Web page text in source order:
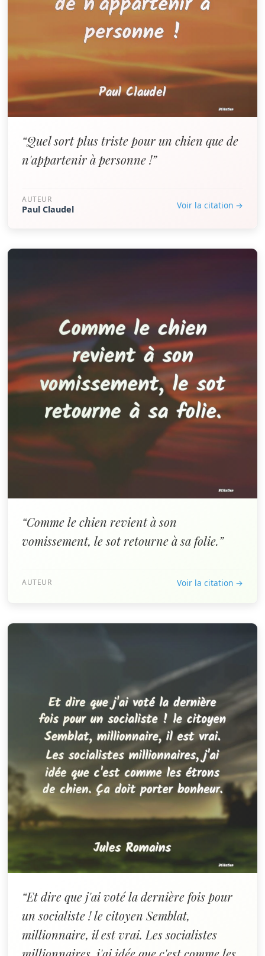
“Quel sort plus triste pour un chien que de
n'appartenir à personne !”
AUTEUR
Paul Claudel Voir la citation →
“Comme le chien revient à son
vomissement, le sot retourne à sa folie.”
AUTEUR Voir la citation →
“Et dire que j'ai voté la dernière fois pour
un socialiste ! le citoyen Semblat,
millionnaire, il est vrai. Les socialistes